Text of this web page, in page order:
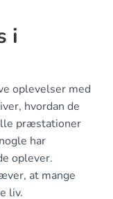
i
oplevelser med
hvordan de
præstationer
har
oplever.
at mange
liv.